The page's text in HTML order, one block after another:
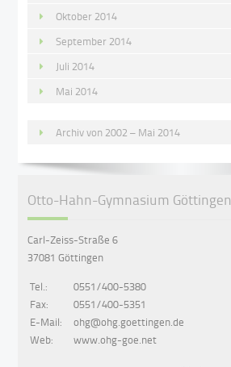
Oktober 2014
September 2014
Juli 2014
Mai 2014
Archiv von 2002 – Mai 2014
Otto-Hahn-Gymnasium Göttingen
Carl-Zeiss-Straße 6
37081 Göttingen
Tel.:
0551/400-5380
Fax:
0551/400-5351
E-Mail:
ohg@ohg.goettingen.de
Web:
www.ohg-goe.net